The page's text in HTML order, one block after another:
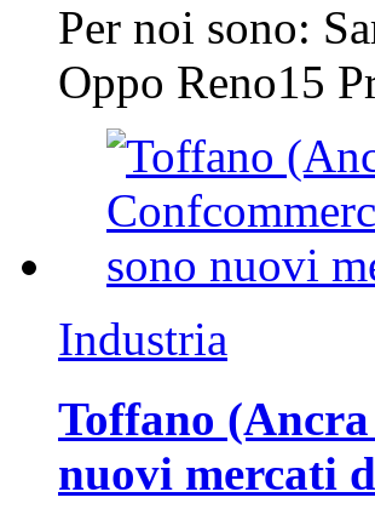
Per noi sono:
Oppo Reno15
Industria
Toffano
nuovi mercati